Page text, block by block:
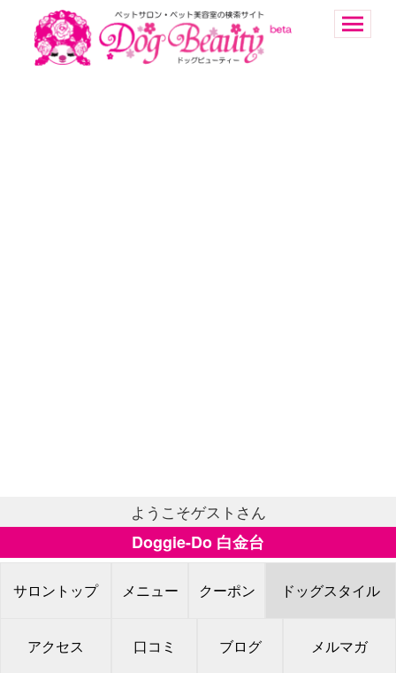
ようこそゲストさん
Doggie-Do 白金台
サロントップ メニュー クーポン ドッグスタイル
アクセス 口コミ ブログ メルマガ